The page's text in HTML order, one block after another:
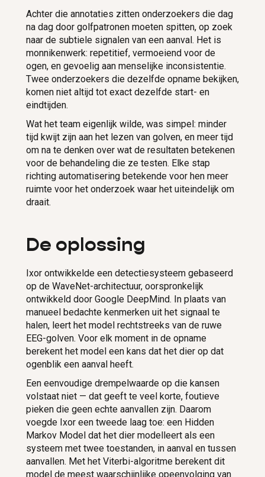
Achter die annotaties zitten onderzoekers die dag
na dag door golfpatronen moeten spitten, op zoek
naar de subtiele signalen van een aanval. Het is
monnikenwerk: repetitief, vermoeiend voor de
ogen, en gevoelig aan menselijke inconsistentie.
Twee onderzoekers die dezelfde opname bekijken,
komen niet altijd tot exact dezelfde start- en
eindtijden.
Wat het team eigenlijk wilde, was simpel: minder
tijd kwijt zijn aan het lezen van golven, en meer tijd
om na te denken over wat de resultaten betekenen
voor de behandeling die ze testen. Elke stap
richting automatisering betekende voor hen meer
ruimte voor het onderzoek waar het uiteindelijk om
draait.
De oplossing
Ixor ontwikkelde een detectiesysteem gebaseerd
op de WaveNet-architectuur, oorspronkelijk
ontwikkeld door Google DeepMind. In plaats van
manueel bedachte kenmerken uit het signaal te
halen, leert het model rechtstreeks van de ruwe
EEG-golven. Voor elk moment in de opname
berekent het model een kans dat het dier op dat
ogenblik een aanval heeft.
Een eenvoudige drempelwaarde op die kansen
volstaat niet — dat geeft te veel korte, foutieve
pieken die geen echte aanvallen zijn. Daarom
voegde Ixor een tweede laag toe: een Hidden
Markov Model dat het dier modelleert als een
systeem met twee toestanden, in aanval en tussen
aanvallen. Met het Viterbi-algoritme berekent dit
model de meest waarschijnlijke opeenvolging van